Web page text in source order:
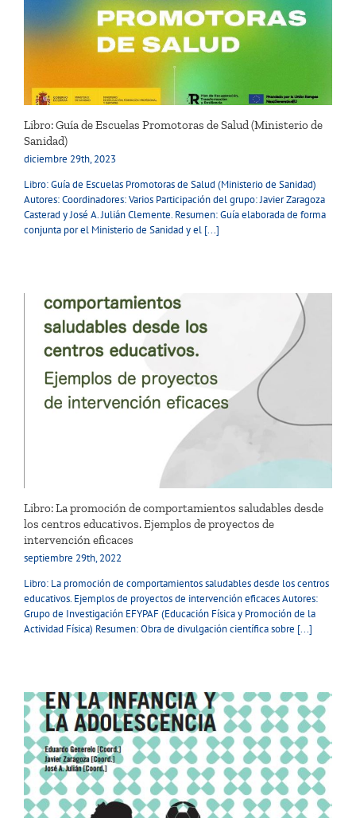
Libro: Guía de Escuelas Promotoras de Salud (Ministerio de
Sanidad)
diciembre 29th, 2023
Libro: Guía de Escuelas Promotoras de Salud (Ministerio de Sanidad)
Autores: Coordinadores: Varios Participación del grupo: Javier Zaragoza
Casterad y José A. Julián Clemente. Resumen: Guía elaborada de forma
conjunta por el Ministerio de Sanidad y el [...]
Libro: La promoción de comportamientos saludables desde
los centros educativos. Ejemplos de proyectos de
intervención eficaces
septiembre 29th, 2022
Libro: La promoción de comportamientos saludables desde los centros
educativos. Ejemplos de proyectos de intervención eficaces Autores:
Grupo de Investigación EFYPAF (Educación Física y Promoción de la
Actividad Física) Resumen: Obra de divulgación científica sobre [...]